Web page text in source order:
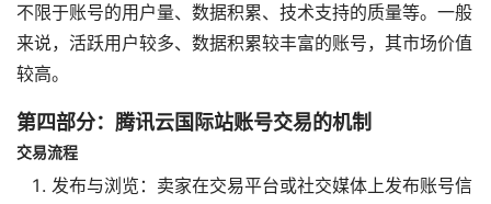
不限于账号的用户量、数据积累、技术支持的质量等。一般
来说，活跃用户较多、数据积累较丰富的账号，其市场价值
较高。
第四部分：腾讯云国际站账号交易的机制
交易流程
发布与浏览：卖家在交易平台或社交媒体上发布账号信